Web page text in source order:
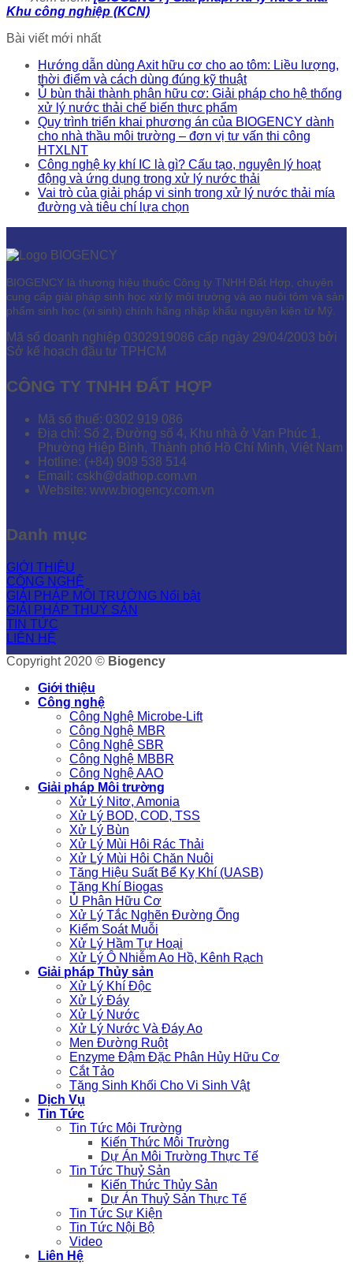
Khu công nghiệp (KCN)
Bài viết mới nhất
Hướng dẫn dùng Axit hữu cơ cho ao tôm: Liều lượng,
thời điểm và cách dùng đúng kỹ thuật
Ủ bùn thải thành phân hữu cơ: Giải pháp cho hệ thống
xử lý nước thải chế biến thực phẩm
Quy trình triển khai phương án của BIOGENCY dành
cho nhà thầu môi trường – đơn vị tư vấn thi công
HTXLNT
Công nghệ kỵ khí IC là gì? Cấu tạo, nguyên lý hoạt
động và ứng dụng trong xử lý nước thải
Vai trò của giải pháp vi sinh trong xử lý nước thải mía
đường và tiêu chí lựa chọn
BIOGENCY là thương hiệu thuộc Công ty TNHH Đất Hợp, chuyên
cung cấp giải pháp sinh học xử lý môi trường và ao nuôi tôm và sản
phẩm sinh học (vi sinh) chính hãng nhập khẩu nguyên kiện từ Mỹ.
Mã số doanh nghiệp 0302919086 cấp ngày 29/04/2003 bởi
Sở kế hoạch đầu tư TPHCM
CÔNG TY TNHH ĐẤT HỢP
Mã số thuế: 0302 919 086
Địa chỉ: Số 2, Đường số 4, Khu nhà ở Vạn Phúc 1,
Phường Hiệp Bình, Thành phố Hồ Chí Minh, Việt Nam
Hotline: (+84) 909 538 514
Email: cskh@dathop.com.vn
Website: www.biogency.com.vn
Danh mục
GIỚI THIỆU
CÔNG NGHỆ
GIẢI PHÁP MÔI TRƯỜNG
GIẢI PHÁP THUỶ SẢN
TIN TỨC
LIÊN HỆ
Copyright 2020 © Biogency
Giới thiệu
Công nghệ
Công Nghệ Microbe-Lift
Công Nghệ MBR
Công Nghệ SBR
Công Nghệ MBBR
Công Nghệ AAO
Giải pháp Môi trường
Xử Lý Nitơ, Amonia
Xử Lý BOD, COD, TSS
Xử Lý Bùn
Xử Lý Mùi Hôi Rác Thải
Xử Lý Mùi Hôi Chăn Nuôi
Tăng Hiệu Suất Bể Kỵ Khí (UASB)
Tăng Khí Biogas
Ủ Phân Hữu Cơ
Xử Lý Tắc Nghẽn Đường Ống
Kiểm Soát Muỗi
Xử Lý Hầm Tự Hoại
Xử Lý Ô Nhiễm Ao Hồ, Kênh Rạch
Giải pháp Thủy sản
Xử Lý Khí Độc
Xử Lý Đáy
Xử Lý Nước
Xử Lý Nước Và Đáy Ao
Men Đường Ruột
Enzyme Đậm Đặc Phân Hủy Hữu Cơ
Cắt Tảo
Tăng Sinh Khối Cho Vi Sinh Vật
Dịch Vụ
Tin Tức
Tin Tức Môi Trường
Kiến Thức Môi Trường
Dự Án Môi Trường Thực Tế
Tin Tức Thuỷ Sản
Kiến Thức Thủy Sản
Dự Án Thuỷ Sản Thực Tế
Tin Tức Sự Kiện
Tin Tức Nội Bộ
Video
Liên Hệ